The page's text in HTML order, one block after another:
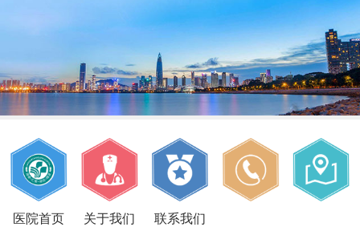
医院首页 关于我们 联系我们